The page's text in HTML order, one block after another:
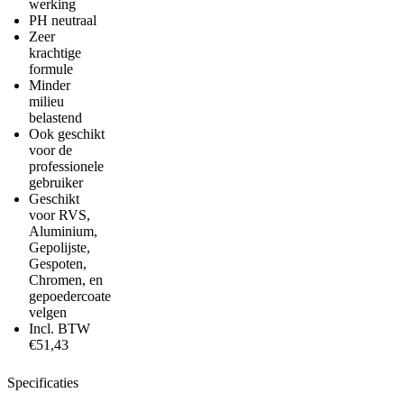
werking
PH neutraal
Zeer
krachtige
formule
Minder
milieu
belastend
Ook geschikt
voor de
professionele
gebruiker
Geschikt
voor RVS,
Aluminium,
Gepolijste,
Gespoten,
Chromen, en
gepoedercoate
velgen
Incl. BTW
€51,43
Specificaties